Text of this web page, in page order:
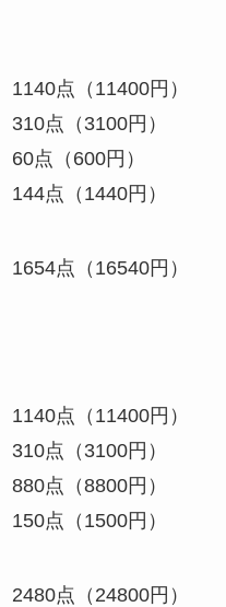
点（11400円）
（3100円）
（600円）
点（1440円）
円）
点（11400円）
（3100円）
点（8800円）
点（1500円）
円）